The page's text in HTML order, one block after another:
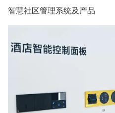
智慧社区管理系统及产品